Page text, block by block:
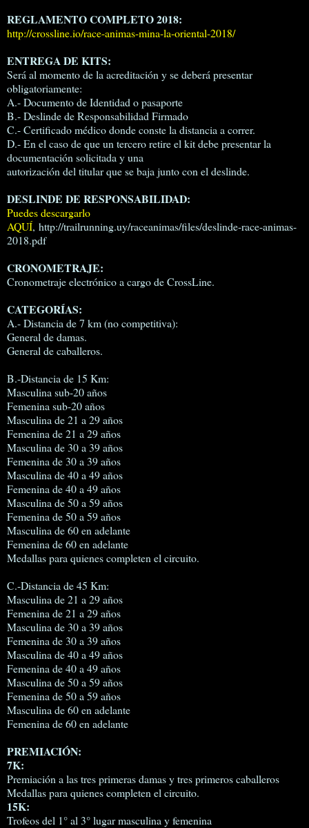
REGLAMENTO COMPLETO 2018:
http://crossline.io/race-animas-mina-la-oriental-2018/
ENTREGA DE KITS:
Será al momento de la acreditación y se deberá presentar
obligatoriamente:
A.- Documento de Identidad o pasaporte
B.- Deslinde de Responsabilidad Firmado
C.- Certificado médico donde conste la distancia a correr.
D.- En el caso de que un tercero retire el kit debe presentar la
documentación solicitada y una
autorización del titular que se baja junto con el deslinde.
DESLINDE DE RESPONSABILIDAD:
Puedes descargarlo
AQUÍ, http://trailrunning.uy/raceanimas/files/deslinde-race-animas-
2018.pdf
CRONOMETRAJE:
Cronometraje electrónico a cargo de CrossLine.
CATEGORÍAS:
A.- Distancia de 7 km (no competitiva):
General de damas.
General de caballeros.
B.-Distancia de 15 Km:
Masculina sub-20 años
Femenina sub-20 años
Masculina de 21 a 29 años
Femenina de 21 a 29 años
Masculina de 30 a 39 años
Femenina de 30 a 39 años
Masculina de 40 a 49 años
Femenina de 40 a 49 años
Masculina de 50 a 59 años
Femenina de 50 a 59 años
Masculina de 60 en adelante
Femenina de 60 en adelante
Medallas para quienes completen el circuito.
C.-Distancia de 45 Km:
Masculina de 21 a 29 años
Femenina de 21 a 29 años
Masculina de 30 a 39 años
Femenina de 30 a 39 años
Masculina de 40 a 49 años
Femenina de 40 a 49 años
Masculina de 50 a 59 años
Femenina de 50 a 59 años
Masculina de 60 en adelante
Femenina de 60 en adelante
PREMIACIÓN:
7K:
Premiación a las tres primeras damas y tres primeros caballeros
Medallas para quienes completen el circuito.
15K:
Trofeos del 1° al 3° lugar masculina y femenina